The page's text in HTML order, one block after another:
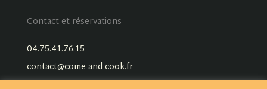
Contact et réservations
04.75.41.76.15
contact@come-and-cook.fr